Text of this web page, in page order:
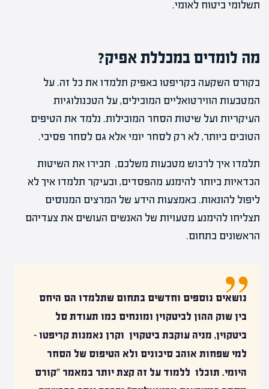
תשלומי ביטוח לאומי.
מה לומדים במכללת אפיק?
בקורס השקעה בקריפטו באפיק תלמדו את כל זה. על
המטבעות הווירטואליים המובילים, על הטכנולוגיות
העיקריות ועל שיטות הסחר המובילות. נלמד את הטיפים
הטובים ביותר, לא רק לסחר יומי אלא גם לסחר פסיבי.
תלמדו איך לרכוש מטבעות משלכם, תכירו את השיטות
הכדאיות ביותר להימנע מהפסדים, ובעיקר תלמדו איך לא
ליפול להונאות. באמצעות הידע של המרצים המנוסים
תצליחו להימנע מטעויות של האנשים העושים את צעדיהם
הראשונים בתחום.
נושאים נוספים וחדשים בתחום שתלמדו הם היחס
בין שוק ההון לביטקוין ומונחים כמו תעודת סל
ביטקוין, מניה עוקבת ביטקוין וקרן נאמנות קריפטו –
למי שפחות אוהב סיכונים ולא הטיפוס של הסחר
היומי. תוכלו ללמוד על זה קצת יותר במאמר "קורס